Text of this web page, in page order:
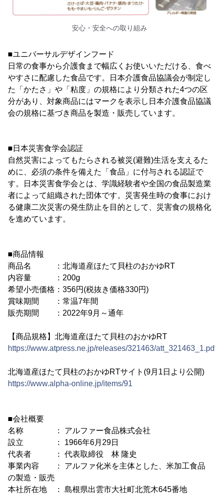
安心・安全への取り組み
■ユニバーサルデザインフード
日常の食事から介護食まで幅広くお使いいただける、食べ
やすさに配慮した食品です。日本介護食品協議会が制定し
た「かたさ」や「粘度」の規格により分類された4つの区
分があり、対象商品にはマークを表示し日本介護食品協議
会の規格に基づき商品を製造・販売しています。
■日本災害食学会認証
自然災害によってもたらされる被災(避難)生活を支えるた
めに、必須の条件を備えた「食品」に付与される認証で
す。日本災害食学会とは、学識経験者や全国の食品製造業
者によって組織された団体です。災害発生時の食事におけ
る健康二次災害の発生防止を目的として、災害食の規格化
を進めています。
■商品情報
商品名 ：北海道産ほたて貝柱のおかゆRT
内容量 ：200g
希望小売価格：356円(税抜き価格330円)
賞味期間 ：常温7年間
販売期間 ：2022年9月～通年
【商品規格】北海道産ほたて貝柱のおかゆRT
https://www.atpress.ne.jp/releases/321463/att_321463_1.pdf
北海道産ほたて貝柱のおかゆRTサイト(9月1日より公開)
https://www.alpha-online.jp/items/91
■会社概要
名称 ： アルファー食品株式会社
設立 ： 1966年6月29日
代表者 ： 代表取締役 林 隆史
事業内容 ： アルファ化米を主体とした、米加工食品
の製造・販売
本社所在地 ： 島根県出雲市大社町北荒木645番地